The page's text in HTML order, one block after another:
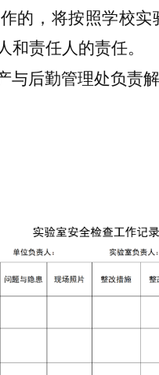
的 ， 将按照学校实
和责任人的责任。
与后勤管理处负责